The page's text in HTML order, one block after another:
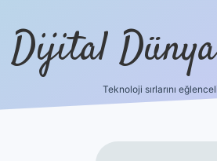
Dijital
Teknoloji sırlarını